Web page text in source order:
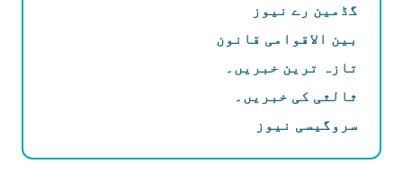
گڈمین رے نیوز
بین الاقوامی قانون
تازہ ترین خبریں۔
ثالثی کی خبریں۔
سروگیسی نیوز